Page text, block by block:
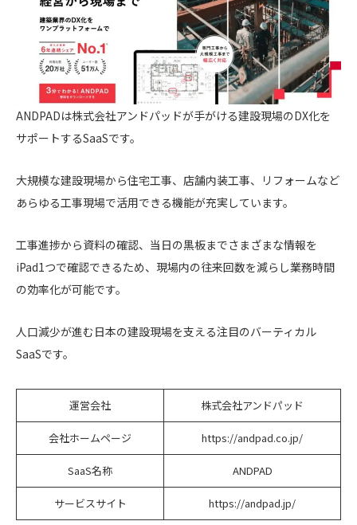
ANDPADは株式会社アンドパッドが手がける建設現場のDX化を
サポートするSaaSです。
大規模な建設現場から住宅工事、店舗内装工事、リフォームなど
あらゆる工事現場で活用できる機能が充実しています。
工事進捗から資料の確認、当日の黒板までさまざまな情報を
iPad1つで確認できるため、現場内の往来回数を減らし業務時間
の効率化が可能です。
人口減少が進む日本の建設現場を支える注目のバーティカル
SaaSです。
運営会社 株式会社アンドパッド
会社ホームページ https://andpad.co.jp/
SaaS名称 ANDPAD
サービスサイト https://andpad.jp/